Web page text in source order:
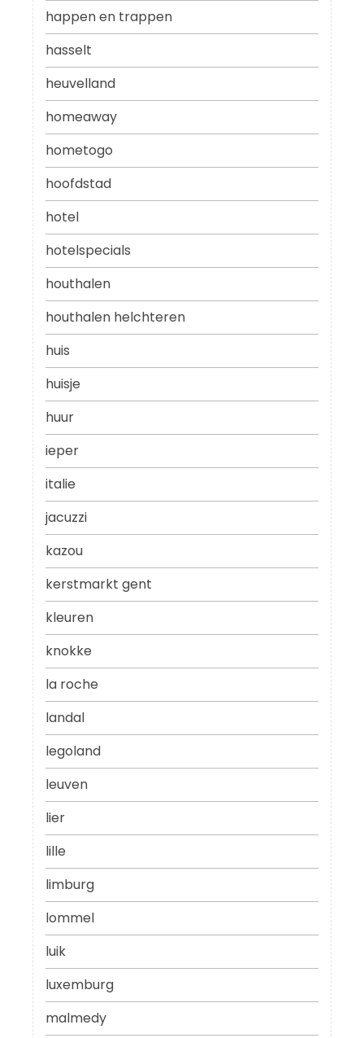
happen en trappen
hasselt
heuvelland
homeaway
hometogo
hoofdstad
hotel
hotelspecials
houthalen
houthalen helchteren
huis
huisje
huur
ieper
italie
jacuzzi
kazou
kerstmarkt gent
kleuren
knokke
la roche
landal
legoland
leuven
lier
lille
limburg
lommel
luik
luxemburg
malmedy